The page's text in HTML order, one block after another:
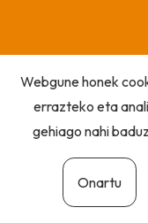
Webgune honek
errazteko eta
gehiago nahi
Onartu